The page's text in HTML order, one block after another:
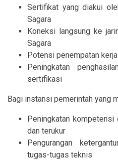
Sertifikat yang diakui
Sagara
Koneksi langsung ke
Sagara
Potensi penempatan
Peningkatan
sertifikasi
Bagi instansi pemerintah yang
Peningkatan
dan terukur
Pengurangan
tugas-tugas teknis